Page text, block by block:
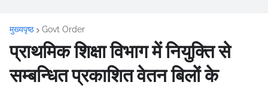
मुख्यपृष्ठ Govt Order
प्राथमिक शिक्षा विभाग में नियुक्ति से
सम्बन्धित प्रकाशित वेतन बिलों के